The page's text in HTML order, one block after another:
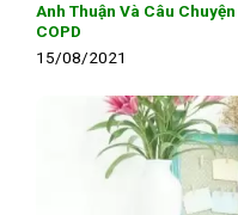
Anh Thuận Và Câu
COPD
15/08/2021